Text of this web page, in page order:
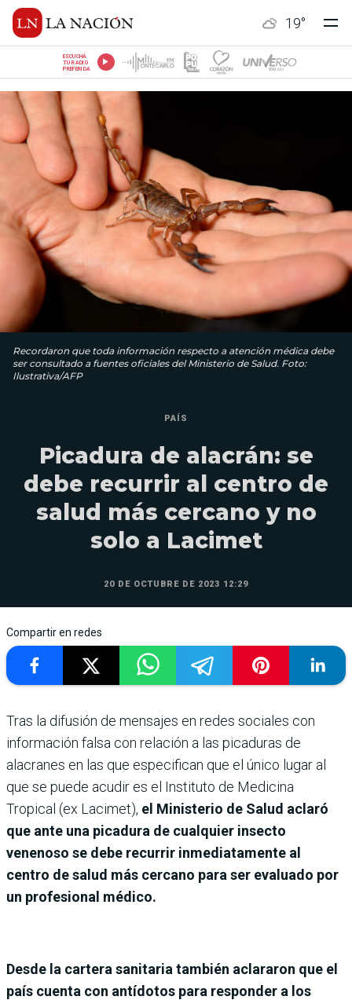
19°
ESCUCHÁ
TU RADIO
PREFERIDA
Recordaron que toda información respecto a atención médica debe
ser consultado a fuentes oficiales del Ministerio de Salud. Foto:
Ilustrativa/AFP
PAÍS
Picadura de alacrán: se
debe recurrir al centro de
salud más cercano y no
solo a Lacimet
20 DE OCTUBRE DE 2023 12:29
Compartir en redes
Tras la difusión de mensajes en redes sociales con
información falsa con relación a las picaduras de
alacranes en las que especifican que el único lugar al
que se puede acudir es el Instituto de Medicina
Tropical (ex Lacimet), el Ministerio de Salud aclaró
que ante una picadura de cualquier insecto
venenoso se debe recurrir inmediatamente al
centro de salud más cercano para ser evaluado por
un profesional médico.
Desde la cartera sanitaria también aclararon que el
país cuenta con antídotos para responder a los